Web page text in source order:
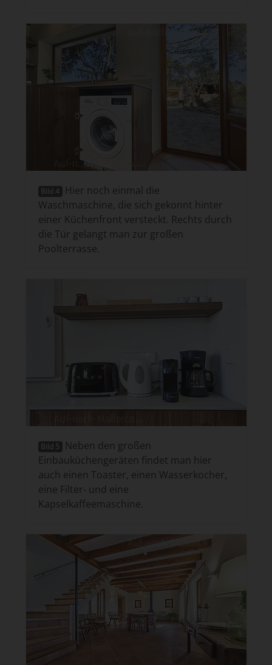
Bild 4
Hier noch einmal die
Waschmaschine, die sich gekonnt hinter
einer Küchenfront versteckt. Rechts durch
die Tür gelangt man zur großen
Poolterrasse.
Bild 5
Neben den großen
Einbauküchengeräten findet man hier
auch einen Toaster, einen Wasserkocher,
eine Filter- und eine
Kapselkaffeemaschine.